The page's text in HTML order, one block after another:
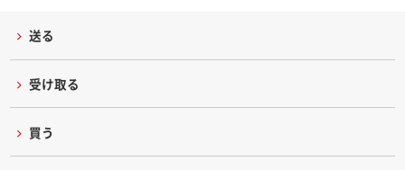
送る
受け取る
買う